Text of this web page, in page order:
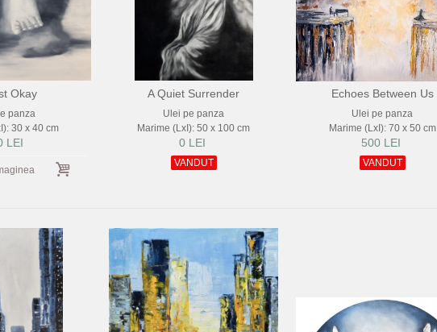
Okay
panza
30 x 40 cm
LEI
A Quiet Surrender
Ulei pe panza
Marime (LxI): 50 x 100 cm
0 LEI
VANDUT
Echoes Between Us
Ulei pe panza
Marime (LxI): 70 x 50 cm
500 LEI
VANDUT